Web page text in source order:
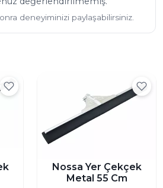
deneyiminizi paylaşabilirsiniz.
Nossa Yer Çekçek
Metal 55 Cm